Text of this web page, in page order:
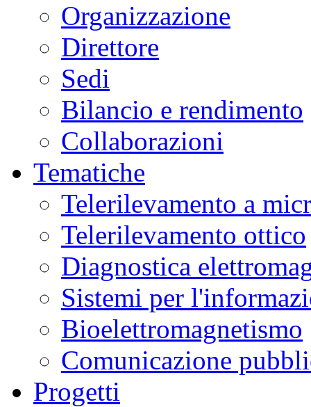
Organizzazione
Direttore
Sedi
Bilancio e rendimento
Collaborazioni
Tematiche
Telerilevamento a
Telerilevamento ottico
Diagnostica
Sistemi per
Bioelettromagnetismo
Comunicazione
Progetti